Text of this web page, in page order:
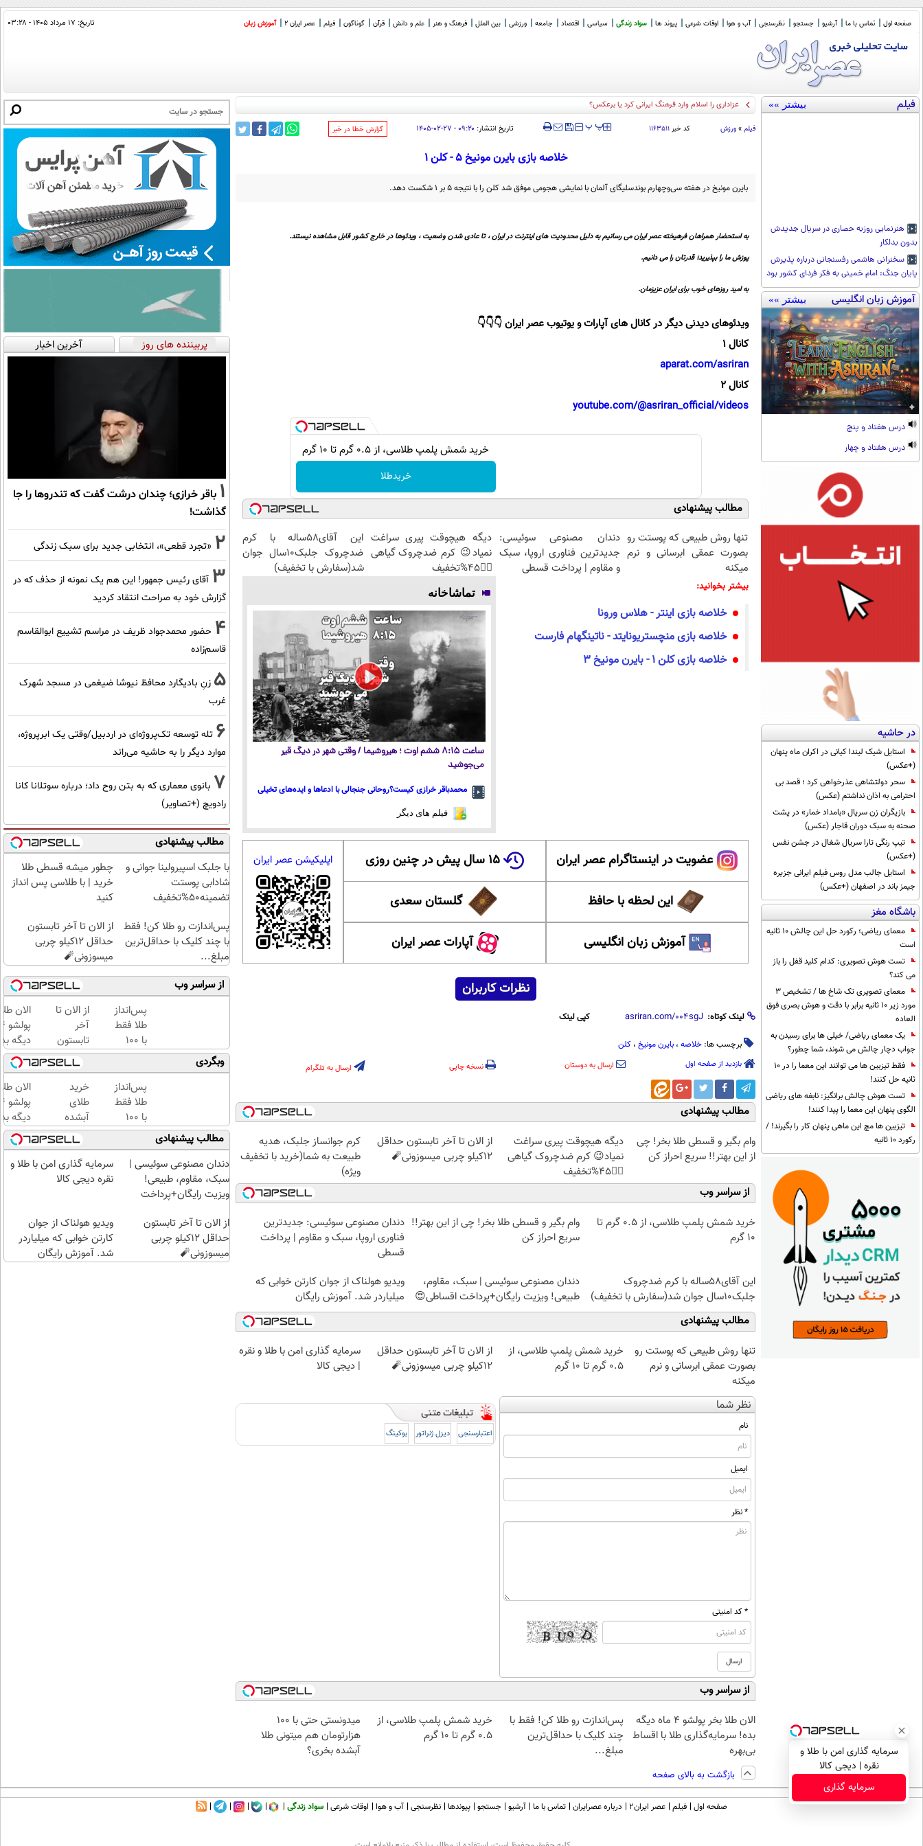
صفحه اول تماس با ما آرشیو جستجو نظرسنجی آب و هوا اوقات شرعی پیوند ها سواد زندگی سیاسی اقتصاد جامعه ورزشی بین الملل فرهنگ و هنر علم و دانش قرآن گوناگون فیلم عصر ایران 2 آموزش زبان تاریخ: ۱۷ مرداد ۱۴۰۵ - ۰۳:۲۸
فیلم بیشتر »»
هنرنمایی روزبه حصاری در سریال جدیدش
بدون بدلکار
سخنرانی هاشمی رفسنجانی درباره پذیرش
پایان جنگ: امام خمینی به فکر فردای کشور بود
آموزش زبان انگلیسی بیشتر »»
درس هفتاد و پنج
درس هفتاد و چهار
در حاشیه
استایل شیک لیندا کیانی در اکران ماه پنهان
(+عکس)
سحر دولتشاهی عذرخواهی کرد ؛ قصد بی
احترامی به اذان نداشتم (عکس)
بازیگران زن سریال «بامداد خمار» در پشت
صحنه به سبک دوران قاجار (عکس)
تیپ رنگی تارا سریال شغال در جشن نفس
(+عکس)
استایل جالب مدل روس فیلم ایرانی جزیره
جیمز باند در اصفهان (+عکس)
باشگاه مغز
معمای ریاضی؛ رکورد حل این چالش 10 ثانیه
است
تست هوش تصویری: کدام کلید قفل را باز
می کند؟
معمای تصویری تک شاخ ها / تشخیص 3
مورد زیر 10 ثانیه برابر با دقت و هوش بصری فوق
العاده
یک معمای ریاضی/ خیلی ها برای رسیدن به
جواب دچار چالش می شوند، شما چطور؟
فقط تیزبین ها می توانند این معما را در 10
ثانیه حل کنند!
تست هوش چالش برانگیز: نابغه های ریاضی
الگوی پنهان این معما را پیدا کنند!
تیزبین ها مچ این ماهی پنهان کار را بگیرند! /
رکورد 10 ثانیه
عزاداری را اسلام وارد فرهنگ ایرانی کرد یا برعکس؟
فیلم » ورزش کد خبر ۱۱۶۳۵۱۱ ‍‍‍ پپ تاریخ انتشار: ۰۹:۲۰ - ۲۷-۰۲-۱۴۰۵ ‌گزارش خطا در خبر
خلاصه بازی بایرن مونیخ ۵ - کلن ۱
بایرن مونیخ در هفته سی‌وچهارم بوندسلیگای آلمان با نمایشی هجومی موفق شد کلن را با نتیجه ۵ بر ۱ شکست دهد.
به استحضار همراهان فرهیخته عصر ایران می رسانیم به دلیل محدودیت های اینترنت در ایران ، تا عادی شدن وضعیت ، ویدئوها در خارج کشور قابل مشاهده نیستند.
پوزش ما را بپذیرید؛ قدرتان را می دانیم.
به امید روزهای خوب برای ایران عزیزمان.
ویدئوهای دیدنی دیگر در کانال های آپارات و یوتیوب عصر ایران 👇👇👇
کانال 1
aparat.com/asriran
کانال 2
youtube.com/@asriran_official/videos
خرید شمش پلمپ طلاسی، از ۰.۵ گرم تا ۱۰ گرم
خریدطلا
مطالب پیشنهادی
تنها روش طبیعی که پوستت رو
بصورت عمقی ابرسانی و نرم
میکنه
دندان مصنوعی سوئیسی:
جدیدترین فناوری اروپا، سبک
و مقاوم | پرداخت قسطی
دیگه هیچوقت پیری سراغت
نمیاد😉 کرم ضدچروک گیاهی
👈🏻45%تخفیف
این آقای58ساله با کرم
ضدچروک جلبک10سال جوان
شد(سفارش با تخفیف)
بیشتر بخوانید:
خلاصه بازی اینتر - هلاس ورونا
خلاصه بازی منچستریونایتد - ناتینگهام فارست
خلاصه بازی کلن 1 - بایرن مونیخ 3
تماشاخانه
ساعت ۸:۱۵ ششم اوت ؛ هیروشیما / وقتی شهر در دیگ قیر
می‌جوشید
محمدباقر خرازی کیست؟روحانی جنجالی با ادعاها و ایده‌های تخیلی
فیلم های دیگر
عضویت در اینستاگرام عصر ایران ۱۵ سال پیش در چنین روزی
این لحظه با حافظ گلستان سعدی
آموزش زبان انگلیسی آپارات عصر ایران
اپلیکیشن عصر ایران
نظرات کاربران
لینک کوتاه: کپی لینک
برچسب ها: خلاصه‌ ، بایرن مونیخ ، کلن
بازدید از صفحه اول ارسال به دوستان نسخه چاپی ارسال به تلگرام
مطالب پیشنهادی
وام بگیر و قسطی طلا بخر! چی
از این بهتر!! سریع احراز کن
دیگه هیچوقت پیری سراغت
نمیاد😉 کرم ضدچروک گیاهی
👈🏻45%تخفیف
از الان تا آخر تابستون حداقل
12کیلو چربی میسوزونی🧨
کرم جوانساز جلبک، هدیه
طبیعت به شما(خرید با تخفیف
ویژه)
از سراسر وب
خرید شمش پلمپ طلاسی، از ۰.۵ گرم تا
۱۰ گرم
وام بگیر و قسطی طلا بخر! چی از این بهتر!!
سریع احراز کن
دندان مصنوعی سوئیسی: جدیدترین
فناوری اروپا، سبک و مقاوم | پرداخت
قسطی
این آقای58ساله با کرم ضدچروک
جلبک10سال جوان شد(سفارش با تخفیف)
دندان مصنوعی سوئیسی | سبک، مقاوم،
طبیعی! ویزیت رایگان+پرداخت اقساطی😍
ویدیو هولناک از جوان کارتن خوابی که
میلیاردر شد. آموزش رایگان
مطالب پیشنهادی
تنها روش طبیعی که پوستت رو
بصورت عمقی ابرسانی و نرم
میکنه
خرید شمش پلمپ طلاسی، از
۰.۵ گرم تا ۱۰ گرم
از الان تا آخر تابستون حداقل
12کیلو چربی میسوزونی🧨
سرمایه گذاری امن با طلا و نقره
| دیجی کالا
نظر شما
نام
ایمیل
* نظر
* کد امنیتی
اعتبارسنجی دیزل ژنراتور بوکینگ
از سراسر وب
الان طلا بخر پولشو 4 ماه دیگه
بده! سرمایه‌گذاری طلا با اقساط
بی‌بهره
پس‌اندازت رو طلا کن! فقط با
چند کلیک با حداقل‌ترین
مبلغ...
خرید شمش پلمپ طلاسی، از
۰.۵ گرم تا ۱۰ گرم
میدونستی حتی با ۱۰۰
هزارتومان هم میتونی طلا
آبشده بخری؟
بازگشت به بالای صفحه
پربیننده های روز آخرین اخبار
1 باقر خرازی؛ چندان درشت گفت که تندروها را جا
گذاشت!
2 «تجرد قطعی»، انتخابی جدید برای سبک زندگی
3 آقای رئیس جمهور! این هم یک نمونه از حذف که در
گزارش خود به صراحت انتقاد کردید
4 حضور محمدجواد ظریف در مراسم تشییع ابوالقاسم
قاسم‌زاده
5 زنِ بادیگارد محافظ نیوشا ضیغمی در مسجد شهرک
غرب
6 تله توسعه تک‌پروژه‌ای در اردبیل/وقتی یک ابرپروژه،
موارد دیگر را به حاشیه می‌راند
7 بانوی معماری که به بتن روح داد؛ درباره سوتلانا کانا
رادویچ (+تصاویر)
مطالب پیشنهادی
با جلبک اسپیرولینا جوانی و
شادابی پوستت
تضمینه50%تخفیف
چطور میشه قسطی طلا
خرید | با طلاسی پس انداز
کنید
پس‌اندازت رو طلا کن! فقط
با چند کلیک با حداقل‌ترین
مبلغ...
از الان تا آخر تابستون
حداقل 12کیلو چربی
میسوزونی🧨
از سراسر وب
پس‌انداز
طلا فقط
با ۱۰۰
هزارتومان
(امن و
راحت)
از الان تا
آخر
تابستون
حداقل
12کیلو
چربی
میسوزونی
🧨
الان
دیگه
طلا با
بی‌بهره
وبگردی
پس‌انداز
طلا فقط
با ۱۰۰
هزارتومان
(امن و
راحت)
خرید
طلای
آبشده
حتی با
۱۰۰هزارتومان
الان
دیگه
طلا با
بی‌بهره
مطالب پیشنهادی
دندان مصنوعی سوئیسی |
سبک، مقاوم، طبیعی!
ویزیت رایگان+پرداخت
سرمایه گذاری امن با طلا و
نقره دیجی کالا
از الان تا آخر تابستون
حداقل 12کیلو چربی
میسوزونی🧨
ویدیو هولناک از جوان
کارتن خوابی که میلیاردر
شد. آموزش رایگان
سرمایه گذاری امن با طلا و
نقره | دیجی کالا
سرمایه گذاری
صفحه اول فیلم عصر ایران۲ درباره عصرایران تماس با ما آرشیو جستجو پیوندها نظرسنجی آب و هوا اوقات شرعی سواد زندگی